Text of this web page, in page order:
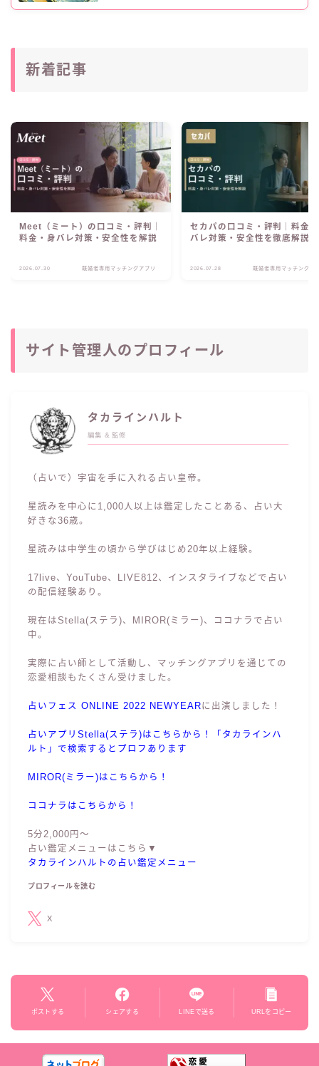
Follow Me
新着記事
Meet（ミート）の口コミ・評判｜
料金・身バレ対策・安全性を解説
2026.07.30 既婚者専用マッチングアプリ
セカパの口コミ・評判｜料金
バレ対策・安全性を徹底解説
2026.07.28 既婚者専用マッチングア
サイト管理人のプロフィール
タカラインハルト
編集 & 監修
（占いで）宇宙を手に入れる占い皇帝。
星読みを中心に1,000人以上は鑑定したことある、占い大
好きな36歳。
星読みは中学生の頃から学びはじめ20年以上経験。
17live、YouTube、LIVE812、インスタライブなどで占い
の配信経験あり。
現在はStella(ステラ)、MIROR(ミラー)、ココナラで占い
中。
実際に占い師として活動し、マッチングアプリを通じての
恋愛相談もたくさん受けました。
占いフェス ONLINE 2022 NEWYEARに出演しました！
占いアプリStella(ステラ)はこちらから！「タカラインハ
ルト」で検索するとプロフあります
MIROR(ミラー)はこちらから！
ココナラはこちらから！
5分2,000円〜
占い鑑定メニューはこちら▼
タカラインハルトの占い鑑定メニュー
プロフィールを読む
X
ポストする シェアする LINEで送る URLをコピー